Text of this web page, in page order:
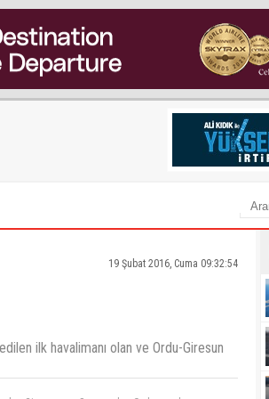
19 Şubat 2016, Cuma 09:32:54
ilk havalimanı olan ve Ordu-Giresun